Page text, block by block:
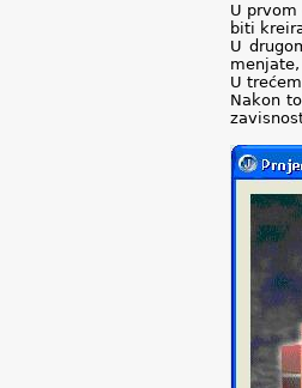
U
biti
U
U
Nakon